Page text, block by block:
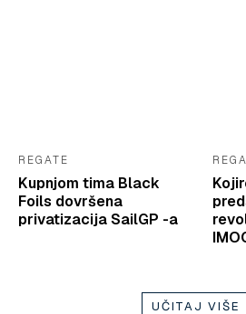
REGATE
Kupnjom tima Black
Foils dovršena
privatizacija SailGP -a
UČITAJ VIŠE